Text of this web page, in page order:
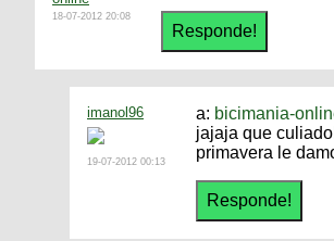
18-07-2012 20:08
imanol96
19-07-2012 00:13
a: bicimania-
jajaja que
primavera le